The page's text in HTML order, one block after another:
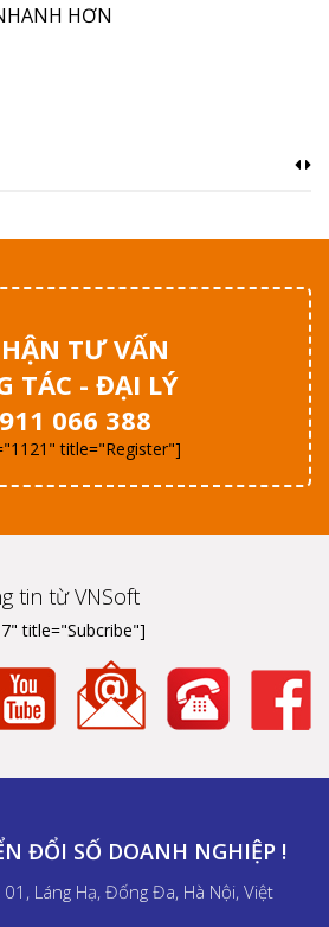
HƠN
TƯ VẤN
TÁC - ĐẠI LÝ
066 388
title="Register"]
tin từ VNSoft
title="Subcribe"]
ĐỔI SỐ DOANH NGHIỆP !
Láng Hạ, Đống Đa, Hà Nội, Việt